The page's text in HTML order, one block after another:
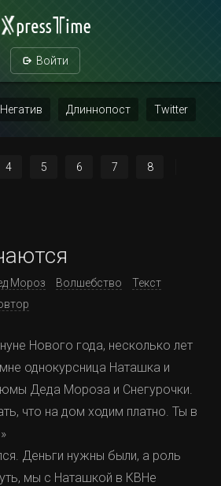
Войти
Негатив Длиннопост Twitter
4 5 6 7 8
Мороз Волшебство
Текст
Нового года, несколько лет
однокурсница Наташка и
Деда Мороза и Снегурочки.
что на дом ходим платно. Ты в
Деньги нужны были, а роль
мы с Наташкой в КВНе